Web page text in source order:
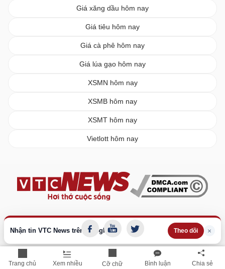
Trang chủ Xem nhiều Cỡ chữ Bình luận Chia sẻ
Nhận tin VTC News trên Google Theo dõi ×
Giá xăng dầu hôm nay
Giá tiêu hôm nay
Giá cà phê hôm nay
Giá lúa gạo hôm nay
XSMN hôm nay
XSMB hôm nay
XSMT hôm nay
Vietlott hôm nay